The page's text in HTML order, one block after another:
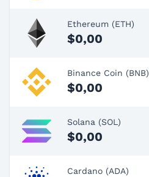
Ethereum (ETH)
$0,00
Binance Coin (BNB)
$0,00
Solana (SOL)
$0,00
Cardano (ADA)